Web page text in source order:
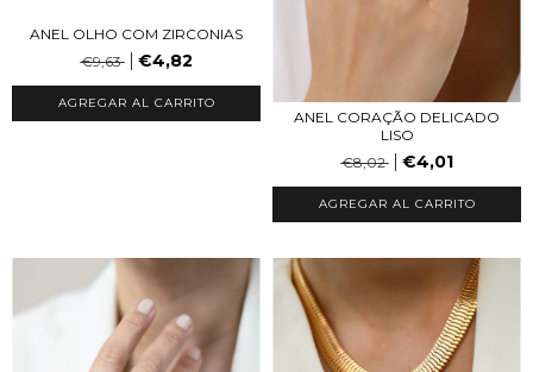
ANEL OLHO COM ZIRCONIAS
€9,63
€4,82
AGREGAR AL CARRITO
ANEL CORAÇÃO DELICADO
LISO
€8,02
€4,01
AGREGAR AL CARRITO